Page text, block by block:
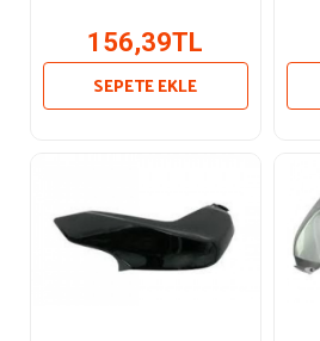
156,39TL
SEPETE EKLE